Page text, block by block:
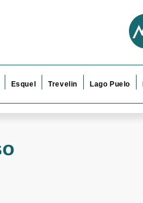
Esquel Trevelin Lago Puelo